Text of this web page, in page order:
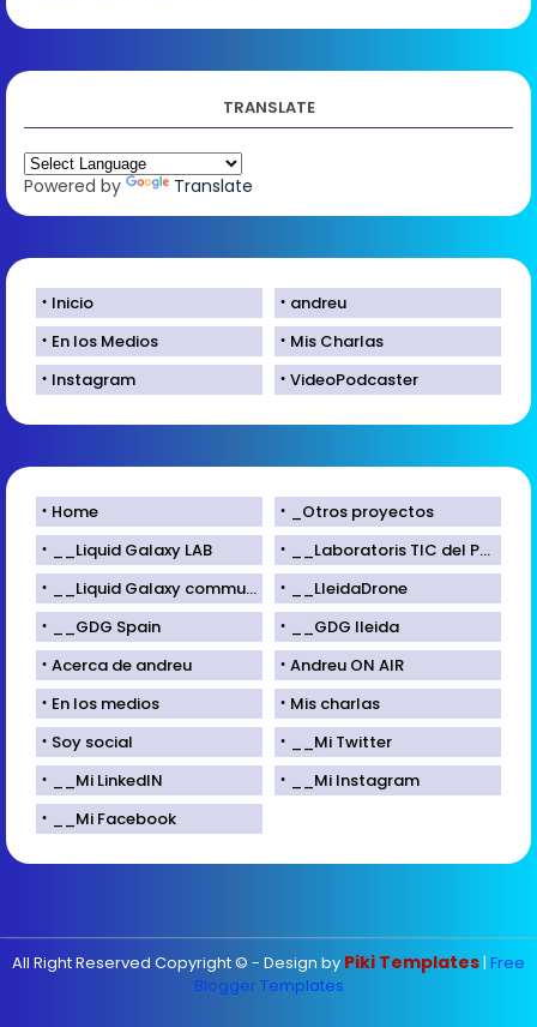
TRANSLATE
Powered by Translate
Inicio
andreu
En los Medios
Mis Charlas
Instagram
VideoPodcaster
Home
_Otros proyectos
__Liquid Galaxy LAB
__Laboratoris TIC del Parc Científic de Lleida
__Liquid Galaxy community
__LleidaDrone
__GDG Spain
__GDG lleida
Acerca de andreu
Andreu ON AIR
En los medios
Mis charlas
Soy social
__Mi Twitter
__Mi LinkedIN
__Mi Instagram
__Mi Facebook
All Right Reserved Copyright © - Design by Piki Templates| Free
Blogger Templates